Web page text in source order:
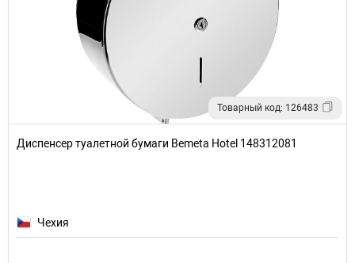
Товарный код: 126483
Диспенсер туалетной бумаги Bemeta Hotel 148312081
Чехия